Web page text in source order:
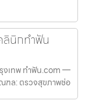
นิกทำฟัน
เทพ ทำฟัน.com —
ฑล: ตรวจสุขภาพช่อ